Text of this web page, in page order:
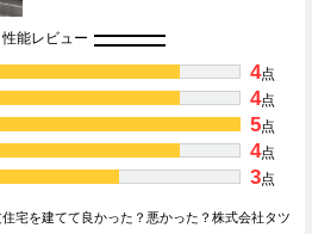
性能レビュー
4点
4点
5点
4点
3点
宅を建てて良かった？悪かった？株式会社タツ